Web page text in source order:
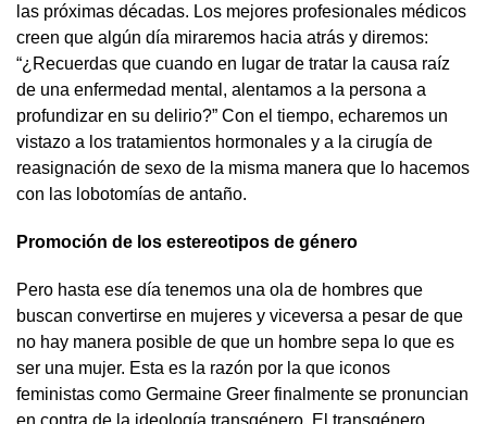
las próximas décadas. Los mejores profesionales médicos
creen que algún día miraremos hacia atrás y diremos:
“¿Recuerdas que cuando en lugar de tratar la causa raíz
de una enfermedad mental, alentamos a la persona a
profundizar en su delirio?” Con el tiempo, echaremos un
vistazo a los tratamientos hormonales y a la cirugía de
reasignación de sexo de la misma manera que lo hacemos
con las lobotomías de antaño.
Promoción de los estereotipos de género
Pero hasta ese día tenemos una ola de hombres que
buscan convertirse en mujeres y viceversa a pesar de que
no hay manera posible de que un hombre sepa lo que es
ser una mujer. Esta es la razón por la que iconos
feministas como Germaine Greer finalmente se pronuncian
en contra de la ideología transgénero. El transgénero